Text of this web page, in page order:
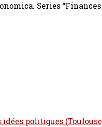
Series “Finances
politiques